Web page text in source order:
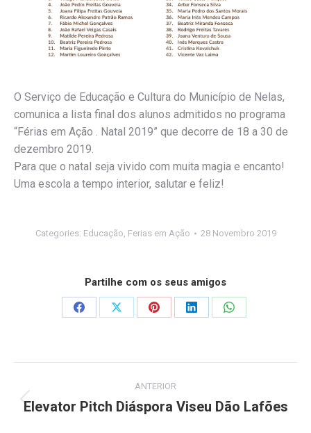
O Serviço de Educação e Cultura do Município de Nelas,
comunica a lista final dos alunos admitidos no programa
“Férias em Ação . Natal 2019” que decorre de 18 a 30 de
dezembro 2019.
Para que o natal seja vivido com muita magia e encanto!
Uma escola a tempo interior, salutar e feliz!
Categories: Educação, Ferias em Ação 28 Novembro 2019
Partilhe com os seus amigos
Share
Share
Share
Share
Share
navigation
ANTERIOR
Previous
Elevator Pitch Diáspora Viseu Dão Lafões